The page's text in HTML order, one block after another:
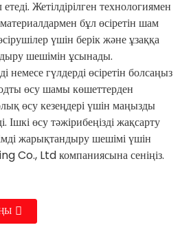
Жетілдірілген технологиямен
бұл өсіретін шам
үшін берік және ұзаққа
шешімін ұсынады.
немесе гүлдерді өсіретін болсаңыз
өсу шамы көшеттерден
өсу кезеңдері үшін маңызды
Ішкі өсу тәжірибеңізді жақсарту
жарықтандыру шешімі үшін
Co., Ltd компаниясына сеніңіз.